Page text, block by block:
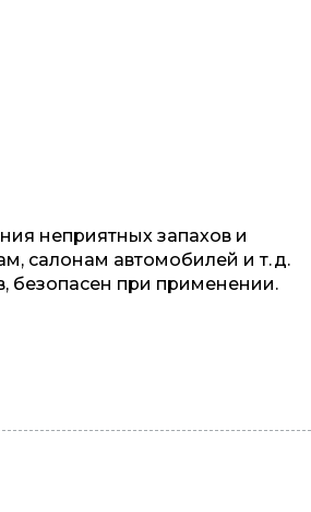
неприятных запахов и
салонам автомобилей и т. д.
безопасен при применении.